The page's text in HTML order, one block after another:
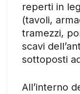
reperti in
(tavoli,
tramezzi,
scavi
sottoposti
All’interno